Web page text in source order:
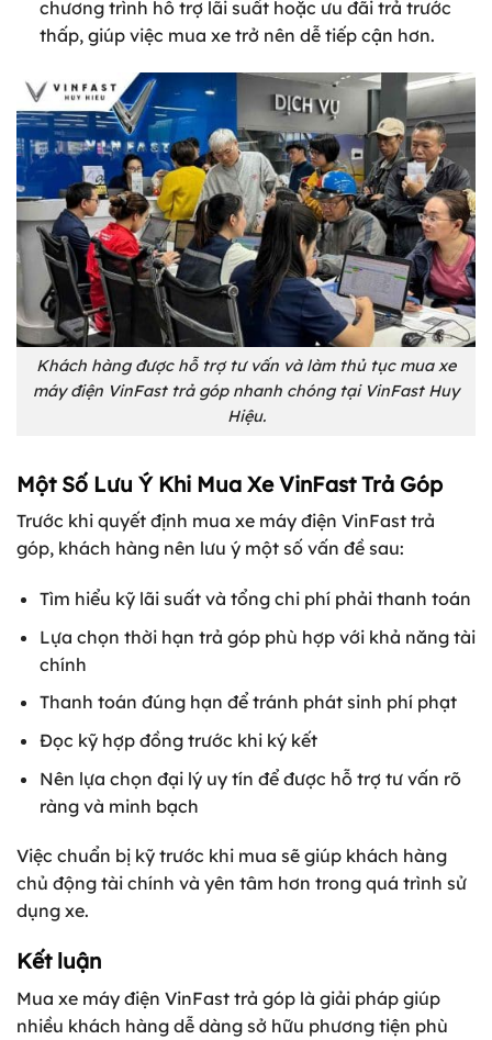
chương trình hỗ trợ lãi suất hoặc ưu đãi trả trước
thấp, giúp việc mua xe trở nên dễ tiếp cận hơn.
Khách hàng được hỗ trợ tư vấn và làm thủ tục mua xe
máy điện VinFast trả góp nhanh chóng tại VinFast Huy
Hiệu.
Một Số Lưu Ý Khi Mua Xe VinFast Trả Góp
Trước khi quyết định mua xe máy điện VinFast trả
góp, khách hàng nên lưu ý một số vấn đề sau:
Tìm hiểu kỹ lãi suất và tổng chi phí phải thanh toán
Lựa chọn thời hạn trả góp phù hợp với khả năng tài
chính
Thanh toán đúng hạn để tránh phát sinh phí phạt
Đọc kỹ hợp đồng trước khi ký kết
Nên lựa chọn đại lý uy tín để được hỗ trợ tư vấn rõ
ràng và minh bạch
Việc chuẩn bị kỹ trước khi mua sẽ giúp khách hàng
chủ động tài chính và yên tâm hơn trong quá trình sử
dụng xe.
Kết luận
Mua xe máy điện VinFast trả góp là giải pháp giúp
nhiều khách hàng dễ dàng sở hữu phương tiện phù